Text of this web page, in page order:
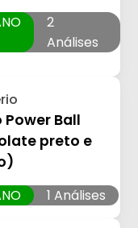
2
Análises
Ball
preto e
1 Análises